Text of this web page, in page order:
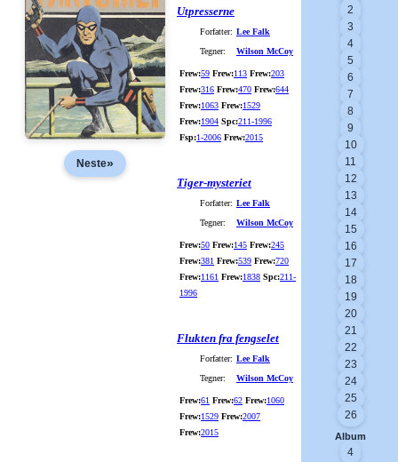
Neste»
Utpresserne
Forfatter: Lee Falk
Tegner:
Wilson McCoy
Frew:59 Frew:113 Frew:203
Frew:316 Frew:470 Frew:644
Frew:1063 Frew:1529
Frew:1904 Spc:211-1996
Fsp:1-2006 Frew:2015
Tiger-mysteriet
Forfatter: Lee Falk
Tegner:
Wilson McCoy
Frew:50 Frew:145 Frew:245
Frew:381 Frew:539 Frew:720
Frew:1161 Frew:1838 Spc:211-
1996
Flukten fra fengselet
Forfatter: Lee Falk
Tegner:
Wilson McCoy
Frew:61 Frew:62 Frew:1060
Frew:1529 Frew:2007
Frew:2015
2
3
4
5
6
7
8
9
10
11
12
13
14
15
16
17
18
19
20
21
22
23
24
25
26
Album
4